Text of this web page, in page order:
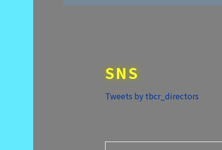
SNS
Tweets by tbcr_directors